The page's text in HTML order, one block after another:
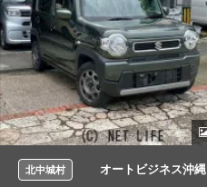
北中城村 オートビジネス沖縄